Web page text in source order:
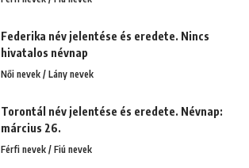
Federika név jelentése és eredete. Nincs
hivatalos névnap
Női nevek / Lány nevek
Torontál név jelentése és eredete. Névnap:
március 26.
Férfi nevek / Fiú nevek